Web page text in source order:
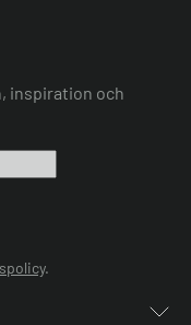
inspiration och
.